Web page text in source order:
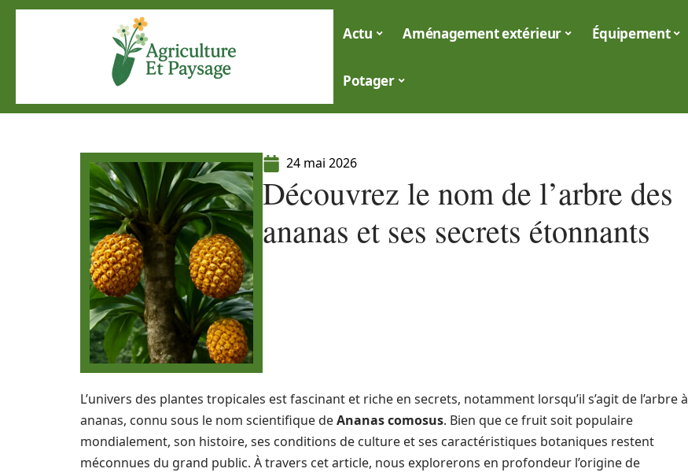
Actu Aménagement extérieur Équipement
Potager
24 mai 2026
Découvrez le nom de l’arbre des
ananas et ses secrets étonnants
L’univers des plantes tropicales est fascinant et riche en secrets, notamment lorsqu’il s’agit de l’arbre à
ananas, connu sous le nom scientifique deAnanas comosus. Bien que ce fruit soit populaire
mondialement, son histoire, ses conditions de culture et ses caractéristiques botaniques restent
méconnues du grand public. À travers cet article, nous explorerons en profondeur l’origine de